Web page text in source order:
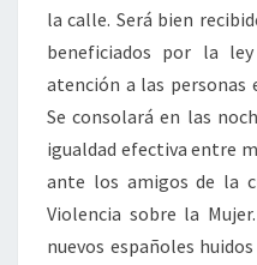
la calle. Será bien
beneficiados por la
atención a las personas
Se consolará en las
igualdad efectiva entre
ante los amigos de la
Violencia sobre la
nuevos españoles